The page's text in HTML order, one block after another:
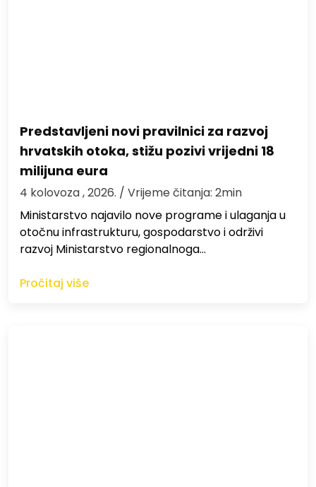
Predstavljeni novi pravilnici za razvoj
hrvatskih otoka, stižu pozivi vrijedni 18
milijuna eura
4 kolovoza , 2026. / Vrijeme čitanja: 2min
Ministarstvo najavilo nove programe i ulaganja u
otočnu infrastrukturu, gospodarstvo i održivi
razvoj Ministarstvo regionalnoga…
Pročitaj više